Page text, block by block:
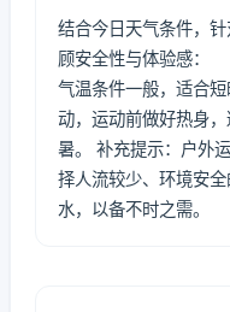
结合今日天气条件，
顾安全性与体验感：
气温条件一般，适合
动，运动前做好热身
暑。 补充提示：户外
择人流较少、环境安
水，以备不时之需。